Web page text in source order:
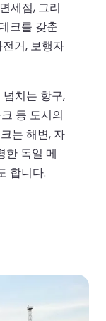
세점, 그리
크를 갖춘
거, 보행자
치는 항구,
등 도시의
는 해변, 자
한 독일 메
합니다.